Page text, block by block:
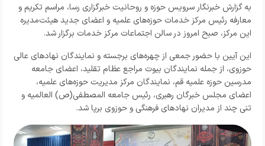
به گزارش خبرنگار سرویس حوزه و روحانیت خبرگزاری رسا، مراسم تکریم و
معارفه رئیس مرکز خدمات حوزه‌های علمیه و اعضای جدید هیئت‌مدیره
این مرکز، صبح امروز در سالن اجتماعات مرکز خدمات برگزار شد.
این آیین با حضور جمعی از چهره‌های برجسته و نمایندگان نهادهای عالی
حوزوی، از جمله نمایندگان بیوت مراجع عظام تقلید، اعضای جامعه
مدرسین حوزه علمیه قم، نمایندگان مرکز مدیریت حوزه‌های علمیه،
اعضای مجلس خبرگان رهبری، رئیس جامعه المصطفی(ص) العالمیه و
تنی چند از مدیران نهادهای فرهنگی و حوزوی برپا شد.